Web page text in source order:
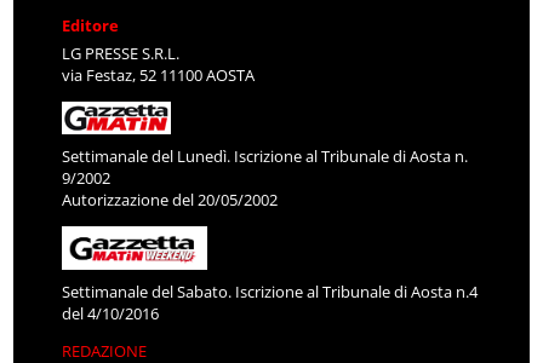
Editore
LG PRESSE S.R.L.
via Festaz, 52 11100 AOSTA
Settimanale del Lunedì. Iscrizione al Tribunale di Aosta n.
9/2002
Autorizzazione del 20/05/2002
Settimanale del Sabato. Iscrizione al Tribunale di Aosta n.4
del 4/10/2016
REDAZIONE